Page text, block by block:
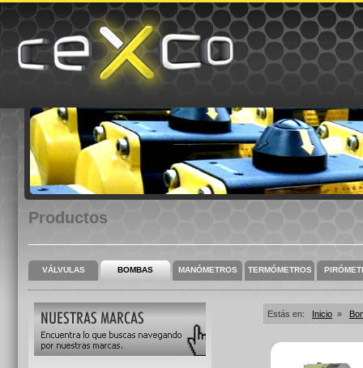
Productos
VÁLVULAS BOMBAS MANÓMETROS TERMÓMETROS
Estás en: Inicio »